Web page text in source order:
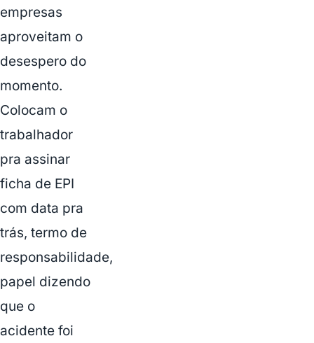
empresas
aproveitam o
desespero do
momento.
Colocam o
trabalhador
pra assinar
ficha de EPI
com data pra
trás, termo de
responsabilidade,
papel dizendo
que o
acidente foi